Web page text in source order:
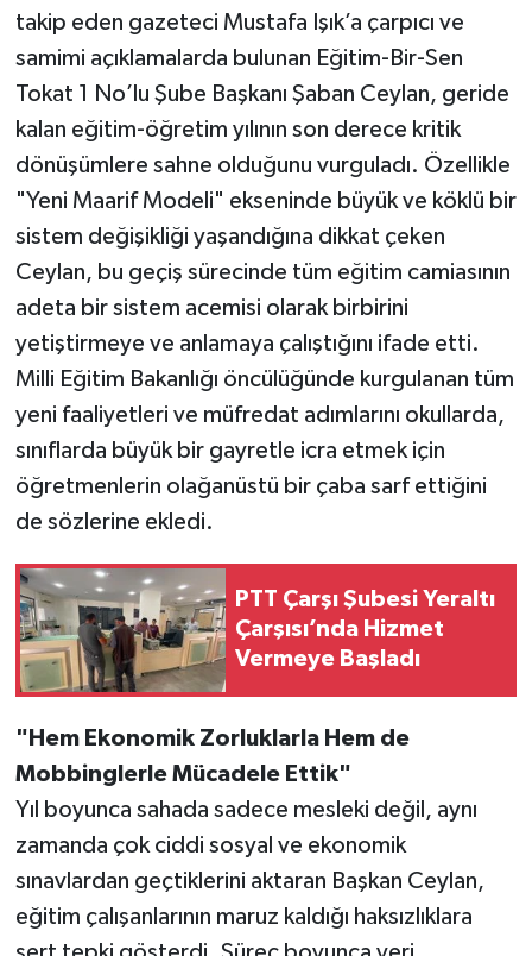
takip eden gazeteci Mustafa Işık’a çarpıcı ve
samimi açıklamalarda bulunan Eğitim-Bir-Sen
Tokat 1 No’lu Şube Başkanı Şaban Ceylan, geride
kalan eğitim-öğretim yılının son derece kritik
dönüşümlere sahne olduğunu vurguladı. Özellikle
"Yeni Maarif Modeli" ekseninde büyük ve köklü bir
sistem değişikliği yaşandığına dikkat çeken
Ceylan, bu geçiş sürecinde tüm eğitim camiasının
adeta bir sistem acemisi olarak birbirini
yetiştirmeye ve anlamaya çalıştığını ifade etti.
Milli Eğitim Bakanlığı öncülüğünde kurgulanan tüm
yeni faaliyetleri ve müfredat adımlarını okullarda,
sınıflarda büyük bir gayretle icra etmek için
öğretmenlerin olağanüstü bir çaba sarf ettiğini
de sözlerine ekledi.
PTT Çarşı Şubesi Yeraltı
Çarşısı’nda Hizmet
Vermeye Başladı
"Hem Ekonomik Zorluklarla Hem de
Mobbinglerle Mücadele Ettik"
Yıl boyunca sahada sadece mesleki değil, aynı
zamanda çok ciddi sosyal ve ekonomik
sınavlardan geçtiklerini aktaran Başkan Ceylan,
eğitim çalışanlarının maruz kaldığı haksızlıklara